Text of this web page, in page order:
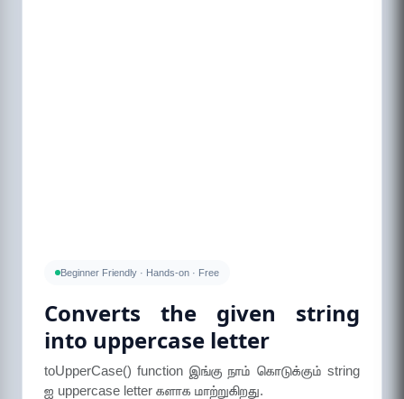
Beginner Friendly · Hands-on · Free
Converts the given string
into uppercase letter
toUpperCase() function இங்கு நாம் கொடுக்கும் string
ஐ uppercase letter களாக மாற்றுகிறது.